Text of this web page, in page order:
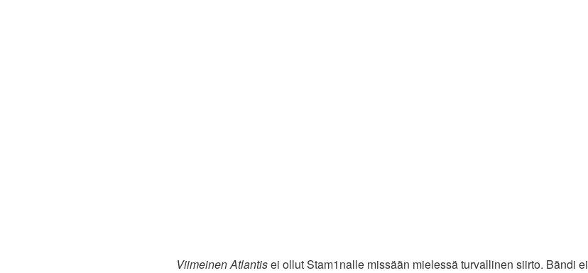
Viimeinen Atlantisei ollut Stam1nalle missään mielessä turvallinen siirto. Bändi ei